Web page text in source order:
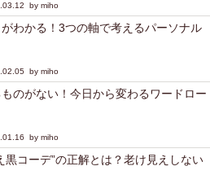
by miho
がわかる！3つの軸で考えるパーソナル
by miho
のがない！今日から変わるワードロー
by miho
黒コーデ”の正解とは？老け見えしない